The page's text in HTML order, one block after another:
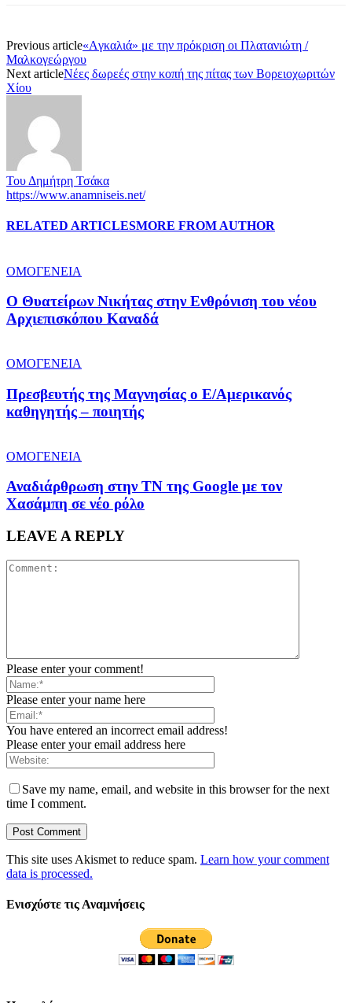
Previous article«Aγκαλιά» με την πρόκριση οι Πλατανιώτη /
Μαλκογεώργου
Next articleΝέες δωρεές στην κοπή της πίτας των Βορειοχωριτών
Χίου
Του Δημήτρη Τσάκα
https://www.anamniseis.net/
RELATED ARTICLESMORE FROM AUTHOR
ΟΜΟΓΕΝΕΙΑ
O Θυατείρων Νικήτας στην Ενθρόνιση του νέου
Αρχιεπισκόπου Καναδά
ΟΜΟΓΕΝΕΙΑ
Πρεσβευτής της Μαγνησίας ο Ε/Αμερικανός
καθηγητής – ποιητής
ΟΜΟΓΕΝΕΙΑ
Αναδιάρθρωση στην ΤΝ της Google με τον
Χασάμπη σε νέο ρόλο
LEAVE A REPLY
Please enter your comment!
Please enter your name here
You have entered an incorrect email address!
Please enter your email address here
Save my name, email, and website in this browser for the next
time I comment.
This site uses Akismet to reduce spam. Learn how your comment
data is processed.
Ενισχύστε τις Αναμνήσεις